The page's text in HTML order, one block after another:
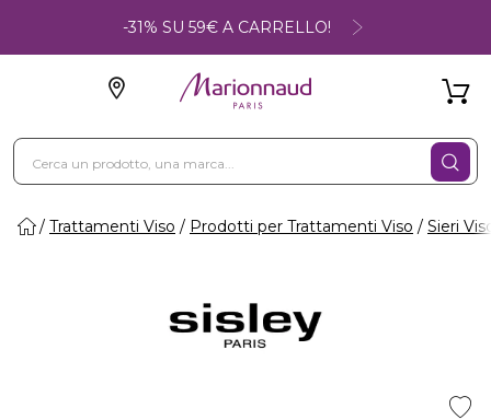
-31% SU 59€ A CARRELLO!
Trattamenti Viso Prodotti per Trattamenti Viso Sieri